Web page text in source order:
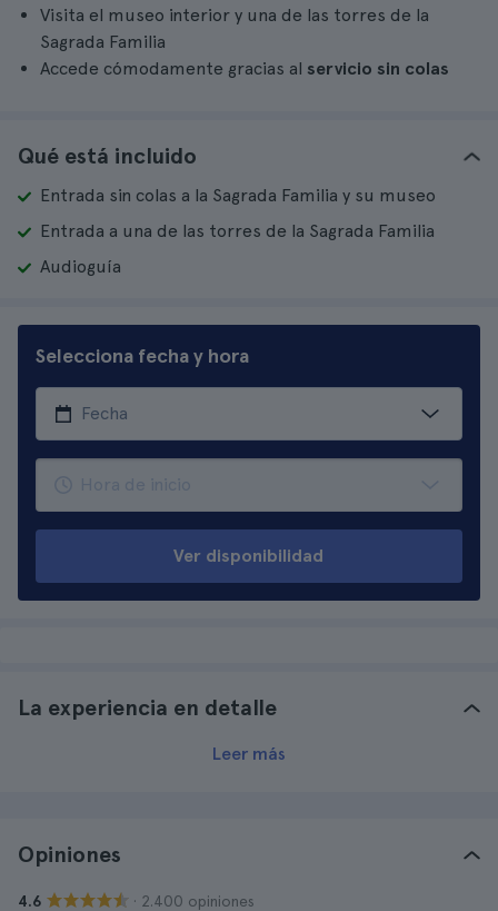
Visita el museo interior y una de las torres de la
Sagrada Familia
Accede cómodamente gracias al servicio sin colas
Qué está incluido
Entrada sin colas a la Sagrada Familia y su museo
Entrada a una de las torres de la Sagrada Familia
Audioguía
Selecciona fecha y hora
Ver disponibilidad
La experiencia en detalle
Leer más
Opiniones
4.6 · 2.400 opiniones